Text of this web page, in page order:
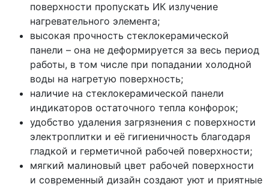
поверхности пропускать ИК излучение
нагревательного элемента;
высокая прочность стеклокерамической
панели – она не деформируется за весь период
работы, в том числе при попадании холодной
воды на нагретую поверхность;
наличие на стеклокерамической панели
индикаторов остаточного тепла конфорок;
удобство удаления загрязнения с поверхности
электроплитки и её гигиеничность благодаря
гладкой и герметичной рабочей поверхности;
мягкий малиновый цвет рабочей поверхности
и современный дизайн создают уют и приятные